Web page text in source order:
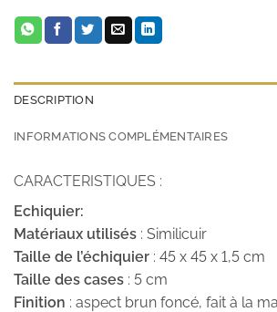
DESCRIPTION
INFORMATIONS COMPLÉMENTAIRES
CARACTERISTIQUES :
Echiquier:
Matériaux utilisés : Similicuir
Taille de l’échiquier : 45 x 45 x 1,5 cm
Taille des cases : 5 cm
Finition : aspect brun foncé, fait à la